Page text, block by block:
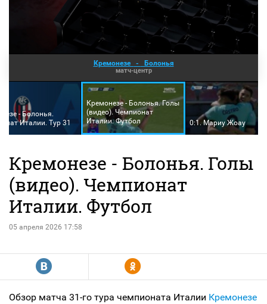
Кремонезе - Болонья
матч-центр
- Болонья.
Италии. Тур 31
Кремонезе - Болонья. Голы
(видео). Чемпионат
Италии. Футбол
0:1. Мариу Жоау
Кремонезе - Болонья. Голы
(видео). Чемпионат
Италии. Футбол
05 апреля 2026 17:58
R Y
Обзор матча 31-го тура чемпионата Италии Кремонезе